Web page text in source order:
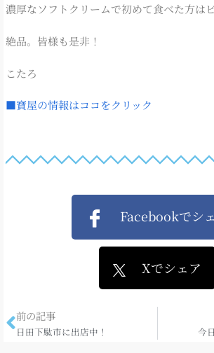
濃厚なソフトクリームで初めて食べた方は
絶品。皆様も是非！
こたろ
■寶屋の情報はココをクリック
Facebookでシ
Xでシェア
前の記事
日田下駄市に出店中！ 今